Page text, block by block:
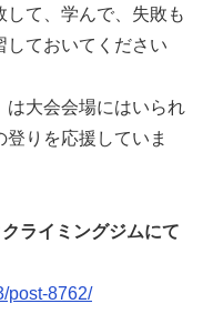
して、学んで、失敗も
しておいてください
は大会会場にはいられ
りを応援していま
ライミングジムにて
post-8762/